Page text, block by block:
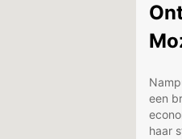
een
haar